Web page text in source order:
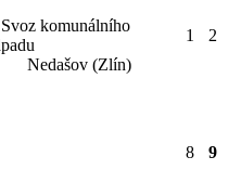
Svoz komunálního
Nedašov (Zlín)
1 2
8 9